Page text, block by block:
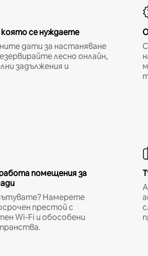
се нуждаете
дати за настаняване
лесно онлайн,
задължения и
помещения за
Намерете
престой с
Wi-Fi и обособени